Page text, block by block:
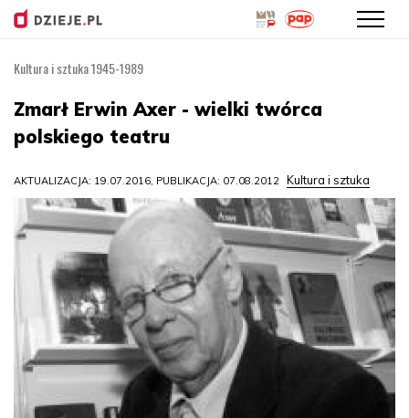
treści
Kultura i sztuka 1945-1989
Zmarł Erwin Axer - wielki twórca
polskiego teatru
AKTUALIZACJA: 19.07.2016, PUBLIKACJA: 07.08.2012 Kultura i sztuka